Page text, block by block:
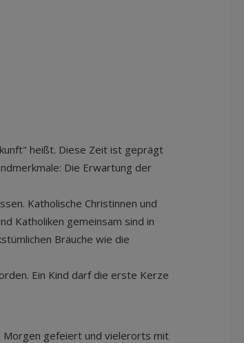
heißt. Diese Zeit ist geprägt
Die Erwartung der
Katholische Christinnen und
Katholiken gemeinsam sind in
Bräuche wie die
Ein Kind darf die erste Kerze
Morgen gefeiert und vielerorts mit